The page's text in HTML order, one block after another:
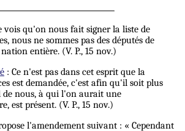
vois qu'on nous fait signer la liste de
nous ne sommes pas des députés de
entière. (V. P., 15 nov.)
: Ce n'est pas dans cet esprit que la
est demandée, c'est afin qu'il soit plus
nous, à qui l'on aurait une
est présent. (V. P., 15 nov.)
l'amendement suivant : « Cependant